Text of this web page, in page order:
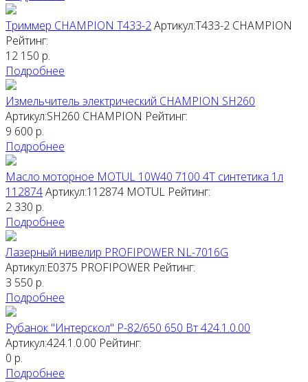
Триммер CHAMPION T433-2Артикул:T433-2 CHAMPION
Рейтинг:
12 150 р.
Подробнее
Измельчитель электрический CHAMPION SH260
Артикул:SH260 CHAMPION Рейтинг:
9 600 р.
Подробнее
Масло моторное MOTUL 10W40 7100 4T синтетика 1л
112874Артикул:112874 MOTUL Рейтинг:
2 330 р.
Подробнее
Лазерный нивелир PROFIPOWER NL-7016G
Артикул:E0375 PROFIPOWER Рейтинг:
3 550 р.
Подробнее
Рубанок "Интерскол" Р-82/650 650 Вт 424.1.0.00
Артикул:424.1.0.00 Рейтинг:
0 р.
Подробнее